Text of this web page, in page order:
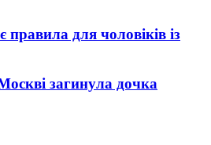
правила для чоловіків із
загинула дочка